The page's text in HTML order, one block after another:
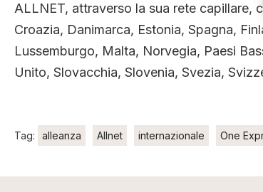
ALLNET, attraverso la sua rete capillare,
Croazia, Danimarca, Estonia, Spagna,
Lussemburgo, Malta, Norvegia, Paesi
Unito, Slovacchia, Slovenia, Svezia,
Tag: alleanza Allnet internazionale One